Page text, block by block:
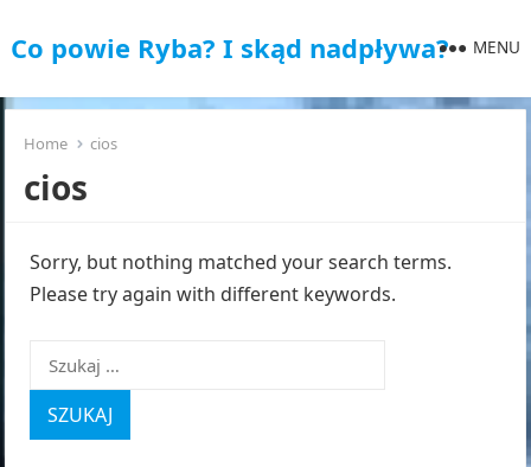
Co powie Ryba? I skąd nadpływa? MENU
Home cios
cios
Sorry, but nothing matched your search terms.
Please try again with different keywords.
Szukaj: